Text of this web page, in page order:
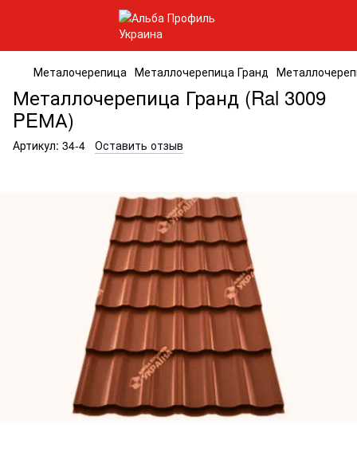
Металочерепица Металлочерепица Гранд
Металлочерепица Гранд (Ral 3009
PEМА)
Артикул: 34-4 Оставить отзыв